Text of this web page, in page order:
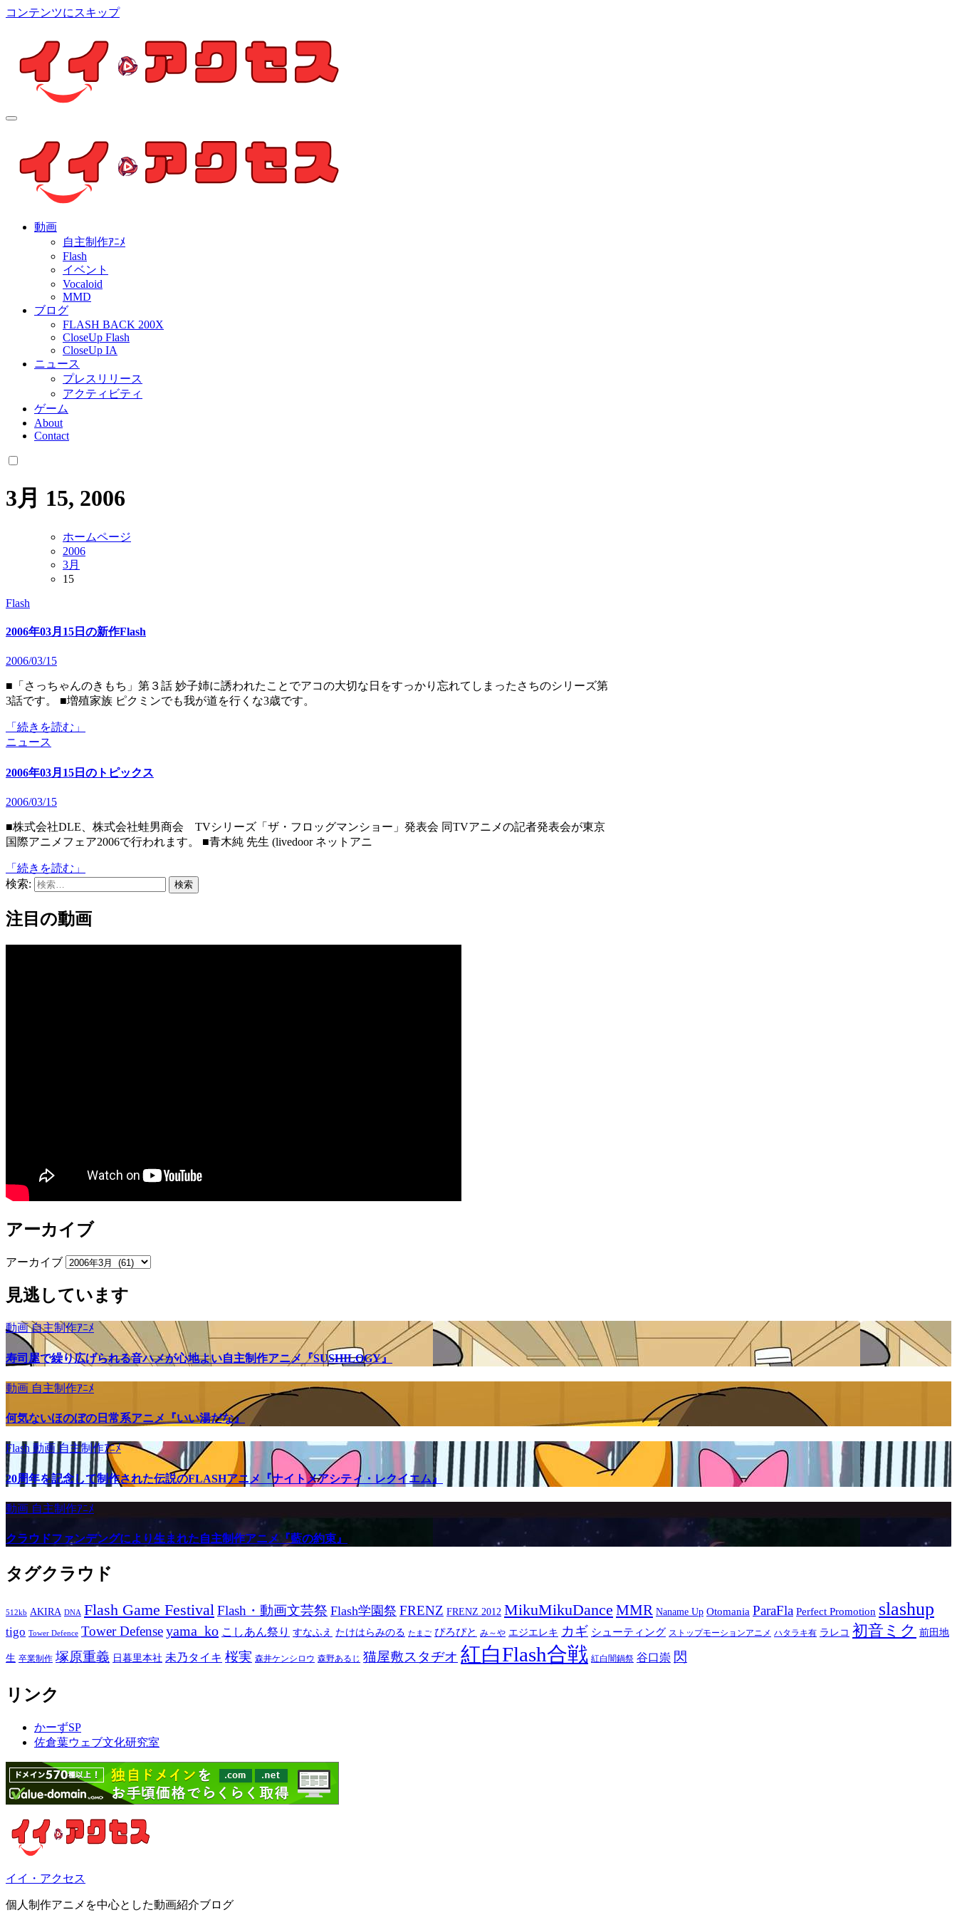
コンテンツにスキップ
個人制作アニメを中心とした動画紹介ブログ
動画
自主制作ｱﾆﾒ
Flash
イベント
Vocaloid
MMD
ブログ
FLASH BACK 200X
CloseUp Flash
CloseUp IA
ニュース
プレスリリース
アクティビティ
ゲーム
About
Contact
3月 15, 2006
ホームページ
2006
3月
15
Flash
2006年03月15日の新作Flash
2006/03/15
■「さっちゃんのきもち」第３話 妙子姉に誘われたことでアコの大切な日をすっかり忘れてしまったさちのシリーズ第
3話です。 ■増殖家族 ピクミンでも我が道を行くな3歳です。
「続きを読む」
ニュース
2006年03月15日のトピックス
2006/03/15
■株式会社DLE、株式会社蛙男商会 TVシリーズ「ザ・フロッグマンショー」発表会 同TVアニメの記者発表会が東京
国際アニメフェア2006で行われます。 ■青木純 先生 (livedoor ネットアニ
「続きを読む」
検索:
注目の動画
アーカイブ
アーカイブ
見逃しています
動画自主制作ｱﾆﾒ
寿司屋で繰り広げられる音ハメが心地よい自主制作アニメ『SUSHILOGY』
動画 自主制作ｱﾆﾒ
何気ないほのぼの日常系アニメ『いい湯だな』
Flash 動画自主制作ｱﾆﾒ
20周年を記念して制作された伝説のFLASHアニメ『ナイトメアシティ・レクイエム』
動画 自主制作ｱﾆﾒ
クラウドファンデングにより生まれた自主制作アニメ『藍の約束』
タグクラウド
512kb AKIRA DNA Flash Game FestivalFlash・動画文芸祭 Flash学園祭 FRENZ FRENZ 2012 MikuMikuDance MMR Naname Up Otomania ParaFla Perfect Promotion slashup
tigo Tower Defence Tower Defenseyama_ko こしあん祭り すなふえ たけはらみのる たまご ぴろぴと み～や エジエレキ カギ シューティング ストップモーションアニメ ハタラキ有 ラレコ 初音ミク 前田地
生 卒業制作 塚原重義 日暮里本社 未乃タイキ 桜実 森井ケンシロウ 森野あるじ 猫屋敷スタヂオ 紅白Flash合戦 紅白闇鍋祭 谷口崇 閃
リンク
かーずSP
佐倉葉ウェブ文化研究室
イイ・アクセス
個人制作アニメを中心とした動画紹介ブログ